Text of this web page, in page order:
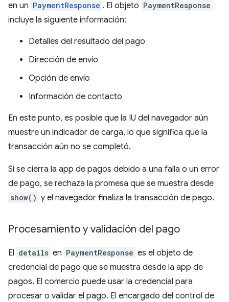
en un PaymentResponse . El objeto PaymentResponse
incluye la siguiente información:
Detalles del resultado del pago
Dirección de envío
Opción de envío
Información de contacto
En este punto, es posible que la IU del navegador aún
muestre un indicador de carga, lo que significa que la
transacción aún no se completó.
Si se cierra la app de pagos debido a una falla o un error
de pago, se rechaza la promesa que se muestra desde
show() y el navegador finaliza la transacción de pago.
Procesamiento y validación del pago
El details en PaymentResponse es el objeto de
credencial de pago que se muestra desde la app de
pagos. El comercio puede usar la credencial para
procesar o validar el pago. El encargado del control de